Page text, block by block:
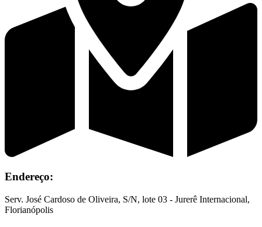
Endereço:
Serv. José Cardoso de Oliveira, S/N, lote 03 - Jurerê Internacional,
Florianópolis